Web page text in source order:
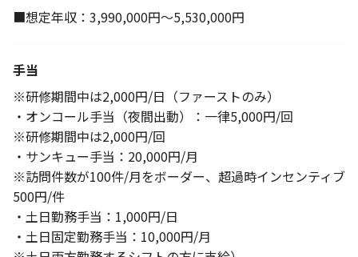
■想定年収：3,990,000円～5,530,000円
手当
※研修期間中は2,000円/日（ファーストのみ）
・オンコール手当（夜間出動）：一律5,000円/回
※研修期間中は2,000円/回
・サンキュー手当：20,000円/月
※訪問件数が100件/月をボーダー、超過時インセンティブ
500円/件
・土日勤務手当：1,000円/日
・土日固定勤務手当：10,000円/月